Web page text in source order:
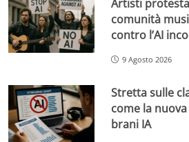
Artisti
comunità
contro l’AI
9 Agosto 2026
Stretta sulle
come la
brani IA